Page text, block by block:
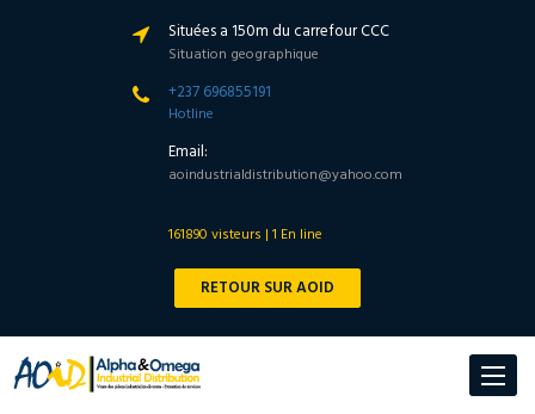
Situées a 150m du carrefour CCC
Situation geographique
+237 696855191
Hotline
Email:
aoindustrialdistribution@yahoo.com
161890 visteurs | 1 En line
RETOUR SUR AOID
Toggle